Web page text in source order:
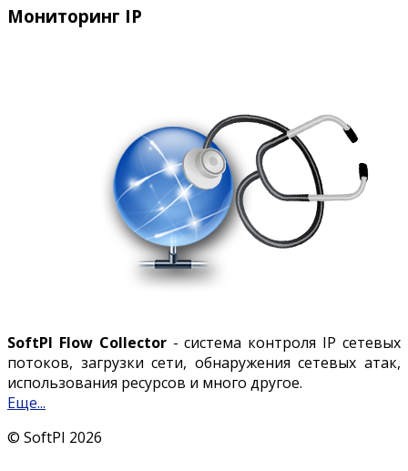
Мониторинг IP
SoftPI Flow Collector- система контроля IP сетевых
потоков, загрузки сети, обнаружения сетевых атак,
использования ресурсов и много другое.
Еще...
© SoftPI 2026